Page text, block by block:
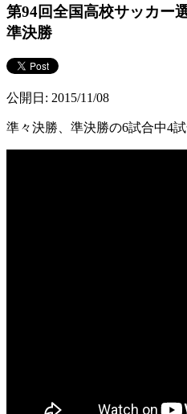
第94回全国高校サッカー
準決勝
公開日: 2015/11/08
準々決勝、準決勝の6試合中4